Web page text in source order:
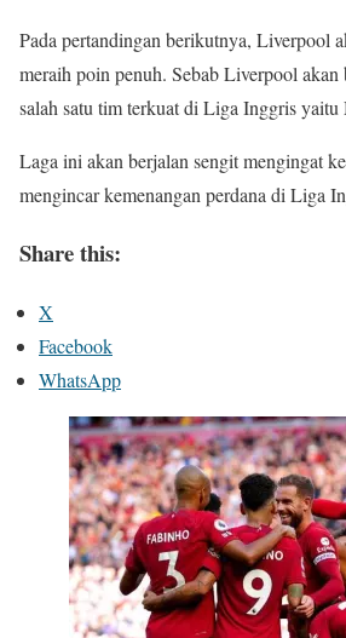
Pada pertandingan berikutnya, Liverpool
meraih poin penuh. Sebab Liverpool akan
salah satu tim terkuat di Liga Inggris yaitu
Laga ini akan berjalan sengit mengingat
mengincar kemenangan perdana di Liga
Share this:
X
Facebook
WhatsApp